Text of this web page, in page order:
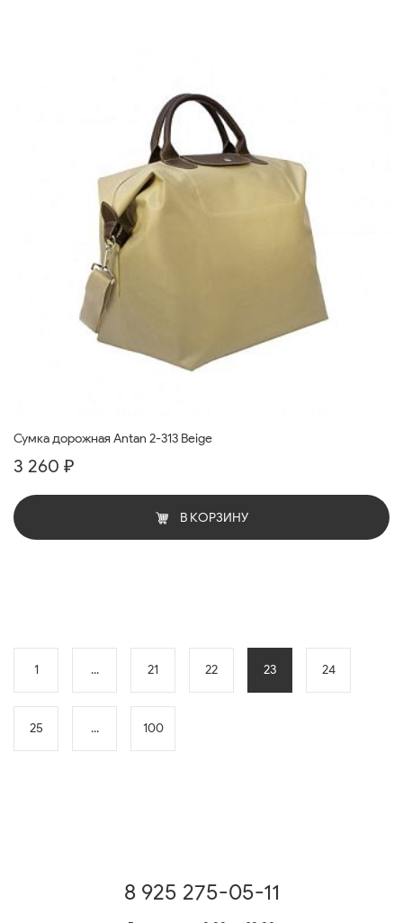
Сумка дорожная Antan 2-313 Beige
3 260 ₽
В КОРЗИНУ
1 ... 21 22 23 24
25 ... 100
8 925 275-05-11